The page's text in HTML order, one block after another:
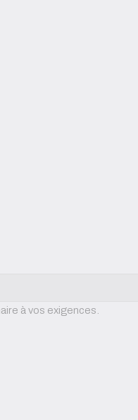
à vos exigences.